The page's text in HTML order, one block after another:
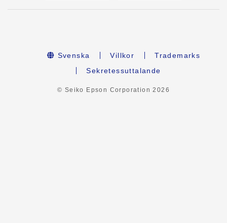
Svenska Villkor
Trademarks
Sekretessuttalande
© Seiko Epson Corporation2026